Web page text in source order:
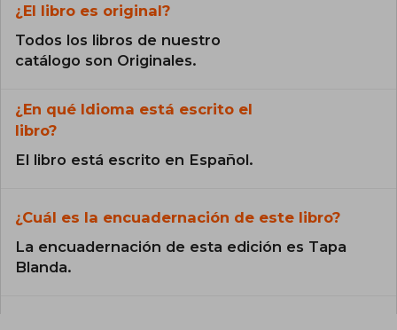
¿El libro es original?
Todos los libros de nuestro
catálogo son Originales.
¿En qué Idioma está escrito el
libro?
El libro está escrito en Español.
¿Cuál es la encuadernación de este libro?
La encuadernación de esta edición es Tapa
Blanda.